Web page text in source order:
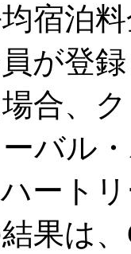
宿泊
が登
合、
バル
ート
果は